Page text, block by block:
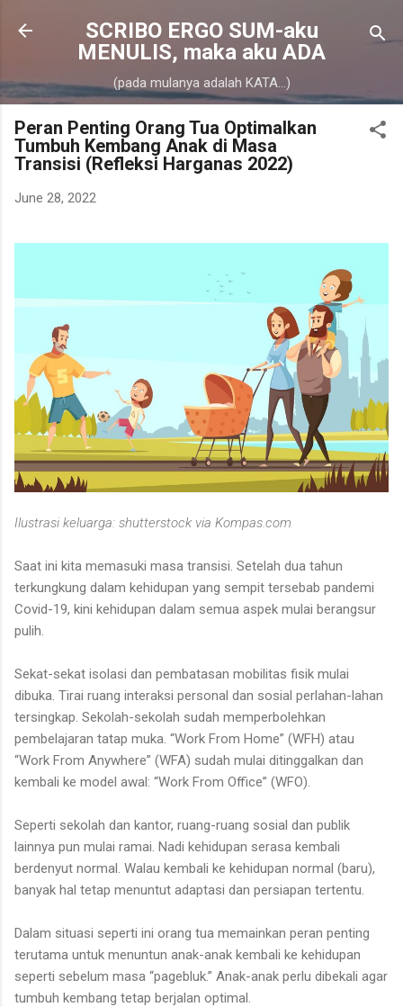
Skip to main content
SCRIBO ERGO SUM-aku
MENULIS, maka aku ADA
(pada mulanya adalah KATA...)
Peran Penting Orang Tua Optimalkan
Tumbuh Kembang Anak di Masa
Transisi (Refleksi Harganas 2022)
June 28, 2022
Ilustrasi keluarga: shutterstock via Kompas.com
Saat ini kita memasuki masa transisi. Setelah dua tahun
terkungkung dalam kehidupan yang sempit tersebab pandemi
Covid-19, kini kehidupan dalam semua aspek mulai berangsur
pulih.
Sekat-sekat isolasi dan pembatasan mobilitas fisik mulai
dibuka. Tirai ruang interaksi personal dan sosial perlahan-lahan
tersingkap. Sekolah-sekolah sudah memperbolehkan
pembelajaran tatap muka. “Work From Home” (WFH) atau
“Work From Anywhere” (WFA) sudah mulai ditinggalkan dan
kembali ke model awal: “Work From Office” (WFO).
Seperti sekolah dan kantor, ruang-ruang sosial dan publik
lainnya pun mulai ramai. Nadi kehidupan serasa kembali
berdenyut normal. Walau kembali ke kehidupan normal (baru),
banyak hal tetap menuntut adaptasi dan persiapan tertentu.
Dalam situasi seperti ini orang tua memainkan peran penting
terutama untuk menuntun anak-anak kembali ke kehidupan
seperti sebelum masa “pagebluk.” Anak-anak perlu dibekali agar
tumbuh kembang tetap berjalan optimal.